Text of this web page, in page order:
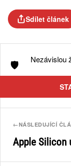
Sdílet článek
🛡️ Nezávislou
←NÁSLEDUJÍCÍ
Apple Silicon